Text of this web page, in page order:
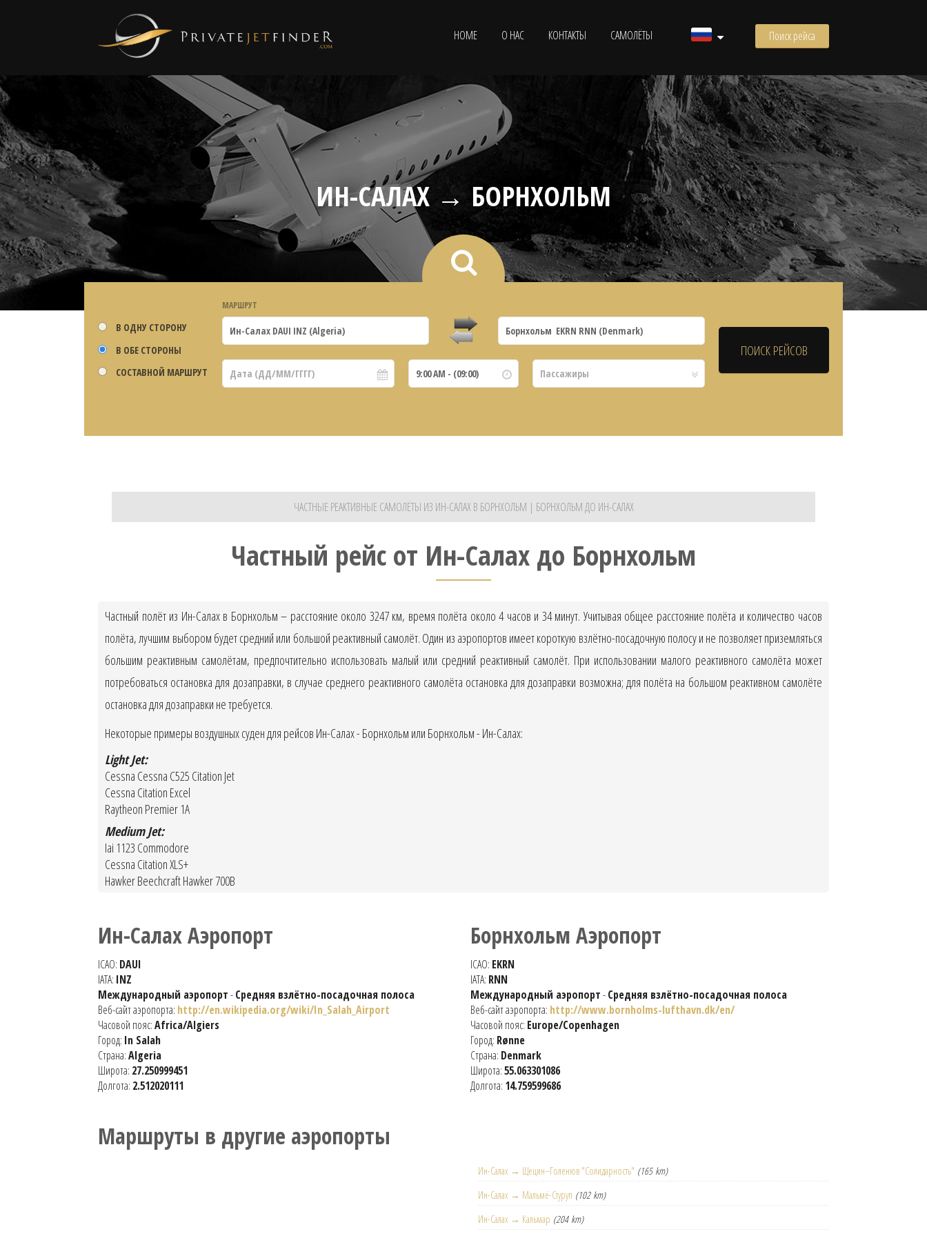
HOME О НАС КОНТАКТЫ САМОЛЁТЫ Поиск рейса
ИН-САЛАХ → БОРНХОЛЬМ
В ОДНУ СТОРОНУ
В ОБЕ СТОРОНЫ
СОСТАВНОЙ МАРШРУТ
МАРШРУТ
ЧАСТНЫЕ РЕАКТИВНЫЕ САМОЛЁТЫ ИЗ ИН-САЛАХ В БОРНХОЛЬМ | БОРНХОЛЬМ ДО ИН-САЛАХ
Частный рейс от Ин-Салах до Борнхольм
Частный полёт из Ин-Салах в Борнхольм – расстояние около 3247 км, время полёта около 4 часов и 34 минут. Учитывая общее расстояние полёта и количество часов
полёта, лучшим выбором будет средний или большой реактивный самолёт. Один из аэропортов имеет короткую взлётно-посадочную полосу и не позволяет приземляться
большим реактивным самолётам, предпочтительно использовать малый или средний реактивный самолёт. При использовании малого реактивного самолёта может
потребоваться остановка для дозаправки, в случае среднего реактивного самолёта остановка для дозаправки возможна; для полёта на большом реактивном самолёте
остановка для дозаправки не требуется.
Некоторые примеры воздушных суден для рейсов Ин-Салах - Борнхольм или Борнхольм - Ин-Салах:
Light Jet:
Cessna Cessna C525 Citation Jet
Cessna Citation Excel
Raytheon Premier 1A
Medium Jet:
Iai 1123 Commodore
Cessna Citation XLS+
Hawker Beechcraft Hawker 700B
Ин-Салах Аэропорт
ICAO: DAUI
IATA: INZ
Международный аэропорт-Средняя взлётно-посадочная полоса
Веб-сайт аэропорта: http://en.wikipedia.org/wiki/In_Salah_Airport
Часовой пояс:Africa/Algiers
Город: In Salah
Страна:Algeria
Широта: 27.250999451
Долгота: 2.512020111
Борнхольм Аэропорт
ICAO: EKRN
IATA: RNN
Международный аэропорт-Средняя взлётно-посадочная полоса
Веб-сайт аэропорта: http://www.bornholms-lufthavn.dk/en/
Часовой пояс: Europe/Copenhagen
Город: Rønne
Страна: Denmark
Широта:55.063301086
Долгота: 14.759599686
Маршруты в другие аэропорты
Ин-Салах → Щецин–Голенюв "Солидарность" (165 km)
Ин-Салах → Мальмё-Стуруп (102 km)
Ин-Салах → Кальмар (204 km)